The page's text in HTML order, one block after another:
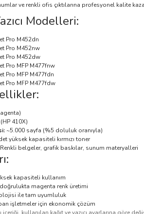
ve renkli ofis çıktılarına profesyonel kalite
Modelleri:
Pro M452dn
Pro M452nw
Pro M452dw
Pro MFP M477fnw
Pro MFP M477fdn
Pro MFP M477fdw
410X)
~5.000 sayfa (%5 doluluk oranıyla)
yüksek kapasiteli kırmızı toner
Renkli belgeler, grafik baskılar, sunum materyalleri
kapasiteli kullanım
doğrulukta magenta renk üretimi
ile tam uyumluluk
işletmeler için ekonomik çözüm
içeriği, kullanılan kağıt ve yazıcı ayarlarına göre